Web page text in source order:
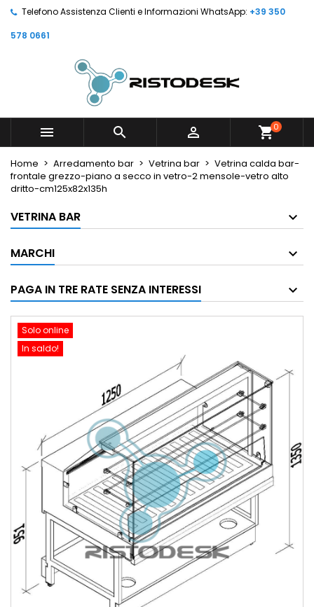
Telefono Assistenza Clienti e Informazioni WhatsApp: +39 350
578 0661
   shopping_cart0
Home Arredamento bar Vetrina bar
Vetrina calda bar-
frontale grezzo-piano a secco in vetro-2 mensole-vetro alto
dritto-cm125x82x135h
VETRINA BAR
MARCHI
PAGA IN TRE RATE SENZA INTERESSI
Solo online
In saldo!